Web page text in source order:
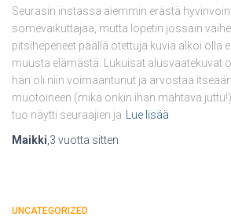
Seurasin instassa aiemmin erästä
somevaikuttajaa, mutta lopetin jossain
pitsihepeneet päällä otettuja kuvia alkoi olla
muusta elämästä. Lukuisat alusvaatekuvat
hän oli niin voimaantunut ja arvostaa
muotoineen (mikä onkin ihan mahtava
tuo näytti seuraajien ja
Lue lisää
Maikki 3 vuotta sitten
UNCATEGORIZED